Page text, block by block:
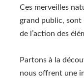
Ces merveilles
grand public, sont
de l’action des
Partons à la
nous offrent une